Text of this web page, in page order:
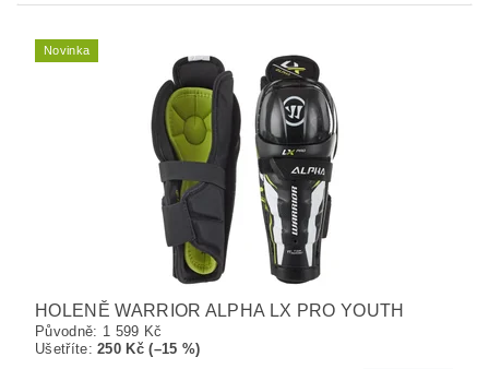
Novinka
HOLENĚ WARRIOR ALPHA LX PRO YOUTH
Původně: 1 599 Kč
Ušetříte:250 Kč (–15 %)